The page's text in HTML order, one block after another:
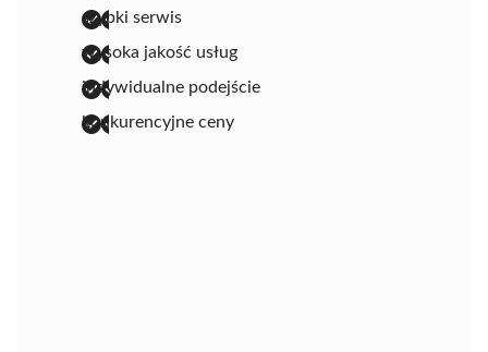
szybki serwis
wysoka jakość usług
indywidualne podejście
konkurencyjne ceny